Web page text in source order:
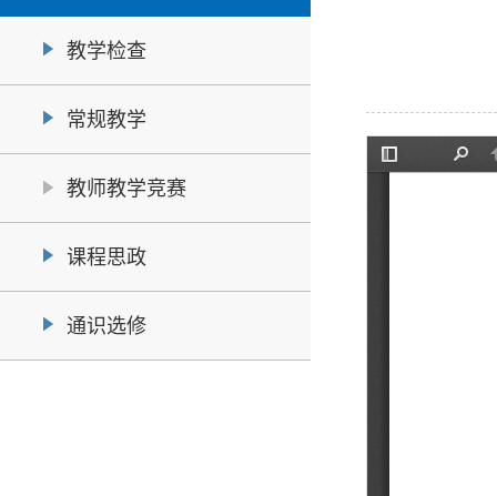
教学检查
常规教学
教师教学竞赛
课程思政
通识选修